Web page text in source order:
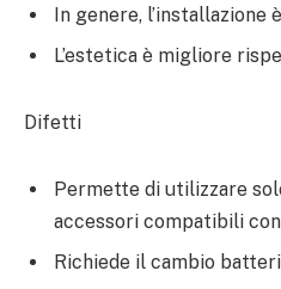
In genere, l’installazione
L’estetica è migliore
Difetti
Permette di utilizzare
accessori compatibili
Richiede il cambio